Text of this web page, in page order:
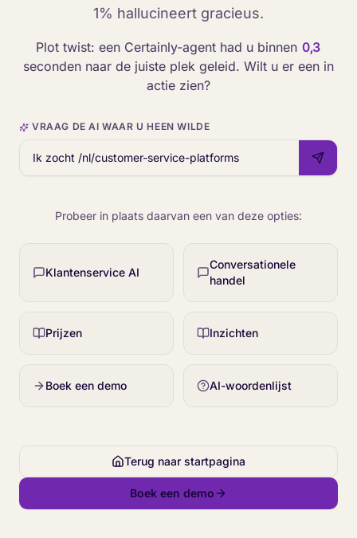
1% hallucineert gracieus.
Plot twist: een Certainly-agent had u binnen 0,3
seconden naar de juiste plek geleid. Wilt u er een in
actie zien?
VRAAG DE AI WAAR U HEEN WILDE
Probeer in plaats daarvan een van deze opties:
Klantenservice AI
Conversationele
handel
Prijzen Inzichten
Boek een demo AI-woordenlijst
Terug naar startpagina
Boek een demo